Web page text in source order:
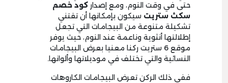
حتى في وقت النوم، ومع إصدار كود خصم
سكث ستريت سيكون بإمكانها أن تقتني
تشكيلة متنوعة من البيجامات التي تجعل
إطلالتها أنثوية وناعمة عند النوم، حيث يوفر
موقع 6 ستريت ركنا معنيا بعرض البيجامات
النسائية والتي تختلف في موديلاتها وألوانها.
ففي ذلك الركن تعرض البيجامات الكاروهات